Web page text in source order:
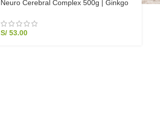
Neuro Cerebral Complex 500g | Ginkgo
S/53.00